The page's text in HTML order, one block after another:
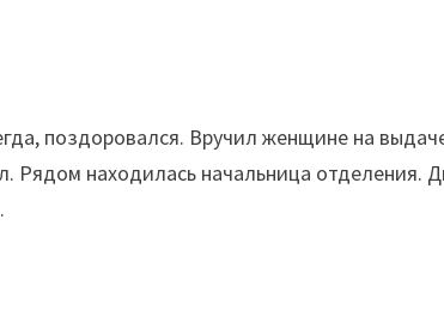
поздоровался. Вручил женщине на
Рядом находилась начальница отделения.